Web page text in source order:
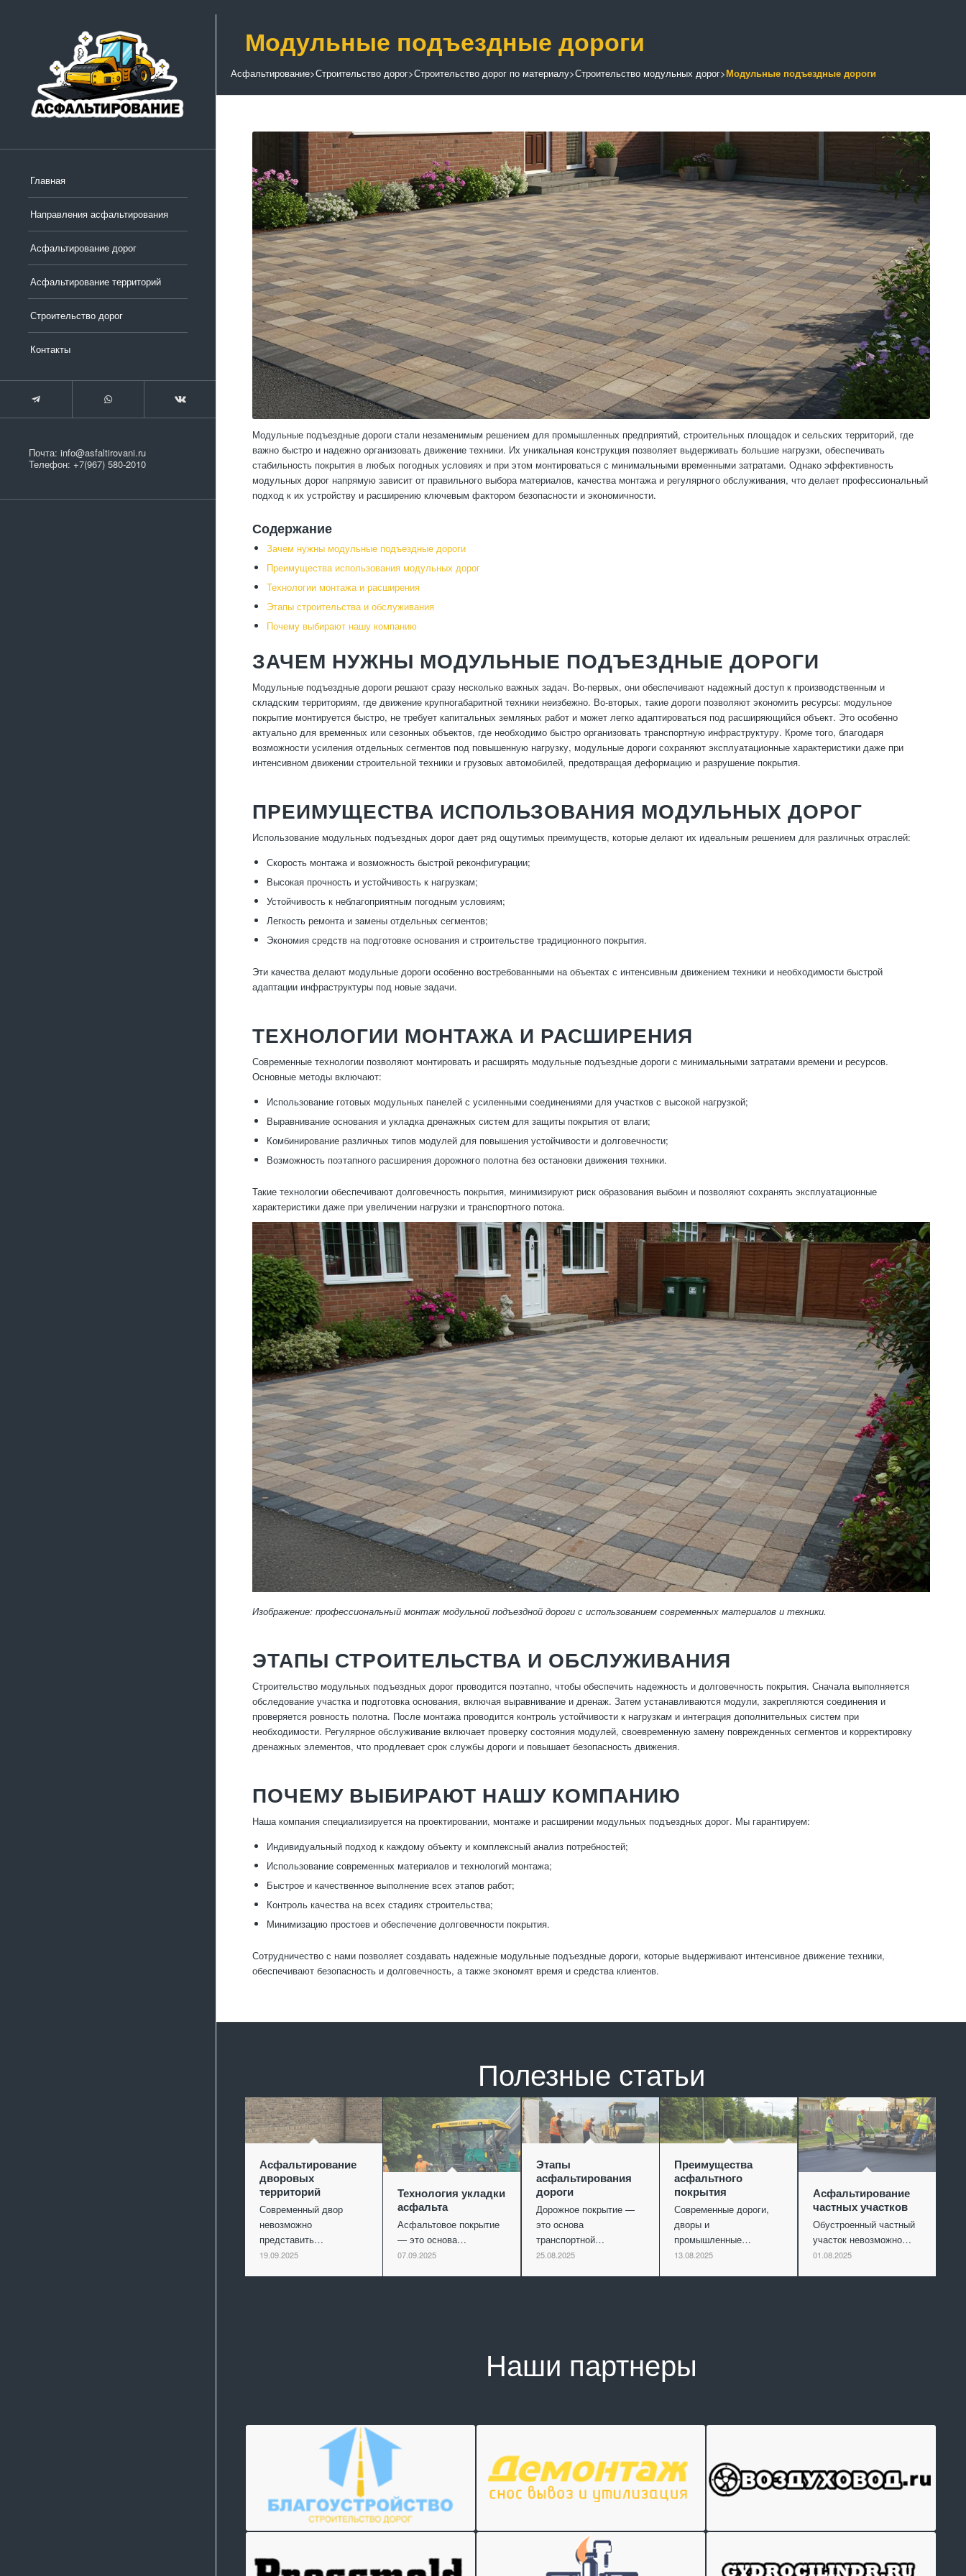
Главная
Направления асфальтирования
Асфальтирование дорог
Асфальтирование территорий
Строительство дорог
Контакты
Почта: info@asfaltirovani.ru
Телефон: +7(967) 580-2010
Модульные подъездные дороги
Асфальтирование>Строительство дорог>Строительство дорог по материалу>Строительство модульных дорог>Модульные подъездные дороги
Модульные подъездные дороги стали незаменимым решением для промышленных предприятий, строительных площадок и сельских территорий, где
важно быстро и надежно организовать движение техники. Их уникальная конструкция позволяет выдерживать большие нагрузки, обеспечивать
стабильность покрытия в любых погодных условиях и при этом монтироваться с минимальными временными затратами. Однако эффективность
модульных дорог напрямую зависит от правильного выбора материалов, качества монтажа и регулярного обслуживания, что делает профессиональный
подход к их устройству и расширению ключевым фактором безопасности и экономичности.
Содержание
Зачем нужны модульные подъездные дороги
Преимущества использования модульных дорог
Технологии монтажа и расширения
Этапы строительства и обслуживания
Почему выбирают нашу компанию
ЗАЧЕМ НУЖНЫ МОДУЛЬНЫЕ ПОДЪЕЗДНЫЕ ДОРОГИ
Модульные подъездные дороги решают сразу несколько важных задач. Во-первых, они обеспечивают надежный доступ к производственным и
складским территориям, где движение крупногабаритной техники неизбежно. Во-вторых, такие дороги позволяют экономить ресурсы: модульное
покрытие монтируется быстро, не требует капитальных земляных работ и может легко адаптироваться под расширяющийся объект. Это особенно
актуально для временных или сезонных объектов, где необходимо быстро организовать транспортную инфраструктуру. Кроме того, благодаря
возможности усиления отдельных сегментов под повышенную нагрузку, модульные дороги сохраняют эксплуатационные характеристики даже при
интенсивном движении строительной техники и грузовых автомобилей, предотвращая деформацию и разрушение покрытия.
ПРЕИМУЩЕСТВА ИСПОЛЬЗОВАНИЯ МОДУЛЬНЫХ ДОРОГ
Использование модульных подъездных дорог дает ряд ощутимых преимуществ, которые делают их идеальным решением для различных отраслей:
Скорость монтажа и возможность быстрой реконфигурации;
Высокая прочность и устойчивость к нагрузкам;
Устойчивость к неблагоприятным погодным условиям;
Легкость ремонта и замены отдельных сегментов;
Экономия средств на подготовке основания и строительстве традиционного покрытия.
Эти качества делают модульные дороги особенно востребованными на объектах с интенсивным движением техники и необходимости быстрой
адаптации инфраструктуры под новые задачи.
ТЕХНОЛОГИИ МОНТАЖА И РАСШИРЕНИЯ
Современные технологии позволяют монтировать и расширять модульные подъездные дороги с минимальными затратами времени и ресурсов.
Основные методы включают:
Использование готовых модульных панелей с усиленными соединениями для участков с высокой нагрузкой;
Выравнивание основания и укладка дренажных систем для защиты покрытия от влаги;
Комбинирование различных типов модулей для повышения устойчивости и долговечности;
Возможность поэтапного расширения дорожного полотна без остановки движения техники.
Такие технологии обеспечивают долговечность покрытия, минимизируют риск образования выбоин и позволяют сохранять эксплуатационные
характеристики даже при увеличении нагрузки и транспортного потока.
Изображение: профессиональный монтаж модульной подъездной дороги с использованием современных материалов и техники.
ЭТАПЫ СТРОИТЕЛЬСТВА И ОБСЛУЖИВАНИЯ
Строительство модульных подъездных дорог проводится поэтапно, чтобы обеспечить надежность и долговечность покрытия. Сначала выполняется
обследование участка и подготовка основания, включая выравнивание и дренаж. Затем устанавливаются модули, закрепляются соединения и
проверяется ровность полотна. После монтажа проводится контроль устойчивости к нагрузкам и интеграция дополнительных систем при
необходимости. Регулярное обслуживание включает проверку состояния модулей, своевременную замену поврежденных сегментов и корректировку
дренажных элементов, что продлевает срок службы дороги и повышает безопасность движения.
ПОЧЕМУ ВЫБИРАЮТ НАШУ КОМПАНИЮ
Наша компания специализируется на проектировании, монтаже и расширении модульных подъездных дорог. Мы гарантируем:
Индивидуальный подход к каждому объекту и комплексный анализ потребностей;
Использование современных материалов и технологий монтажа;
Быстрое и качественное выполнение всех этапов работ;
Контроль качества на всех стадиях строительства;
Минимизацию простоев и обеспечение долговечности покрытия.
Сотрудничество с нами позволяет создавать надежные модульные подъездные дороги, которые выдерживают интенсивное движение техники,
обеспечивают безопасность и долговечность, а также экономят время и средства клиентов.
Полезные статьи
Асфальтирование
дворовых
территорий
Современный двор
невозможно
представить…
19.09.2025
Технология укладки
асфальта
Асфальтовое покрытие
— это основа…
07.09.2025
Этапы
асфальтирования
дороги
Дорожное покрытие —
это основа
транспортной…
25.08.2025
Преимущества
асфальтного
покрытия
Современные дороги,
дворы и
промышленные…
13.08.2025
Асфальтирование
частных участков
Обустроенный частный
участок невозможно…
01.08.2025
Наши партнеры